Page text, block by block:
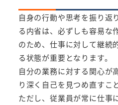
自身の行動や思考を振り返
る内省は、必ずしも容易な
のため、仕事に対して継続
る状態が重要となります。
自分の業務に対する関心が
り深く自己を見つめ直すこ
ただし、従業員が常に仕事